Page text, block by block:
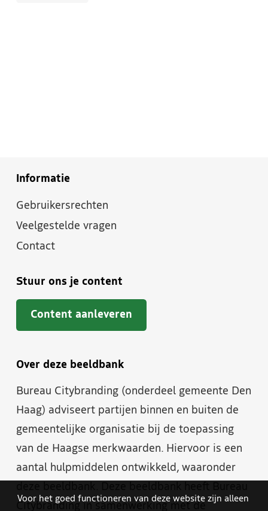
Informatie
Gebruikersrechten
Veelgestelde vragen
Contact
Stuur ons je content
Content aanleveren
Over deze beeldbank
Bureau Citybranding (onderdeel gemeente Den
Haag) adviseert partijen binnen en buiten de
gemeentelijke organisatie bij de toepassing
van de Haagse merkwaarden. Hiervoor is een
aantal hulpmiddelen ontwikkeld, waaronder
Citybranding in samenwerking met de
Voor het goed functioneren van deze website zijn alleen